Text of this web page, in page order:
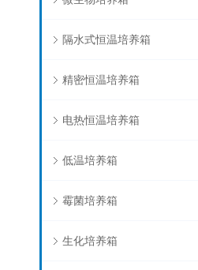
隔水式恒温培养箱
精密恒温培养箱
电热恒温培养箱
低温培养箱
霉菌培养箱
生化培养箱